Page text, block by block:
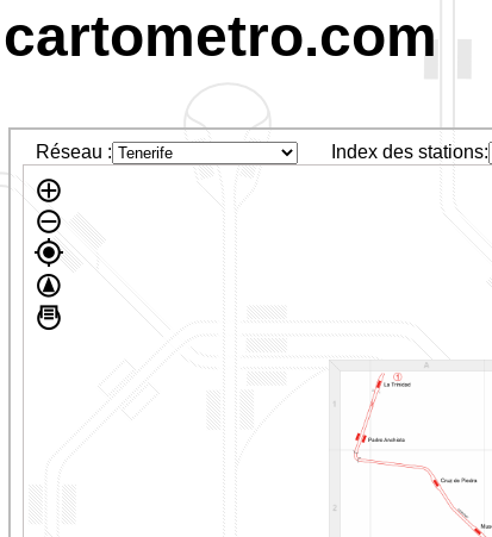
cartometro.com
Réseau : Index des stations: